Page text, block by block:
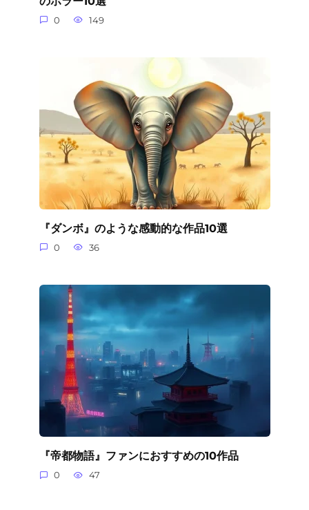
0 149
『ダンボ』のような感動的な作品10選
0 36
『帝都物語』ファンにおすすめの10作品
0 47